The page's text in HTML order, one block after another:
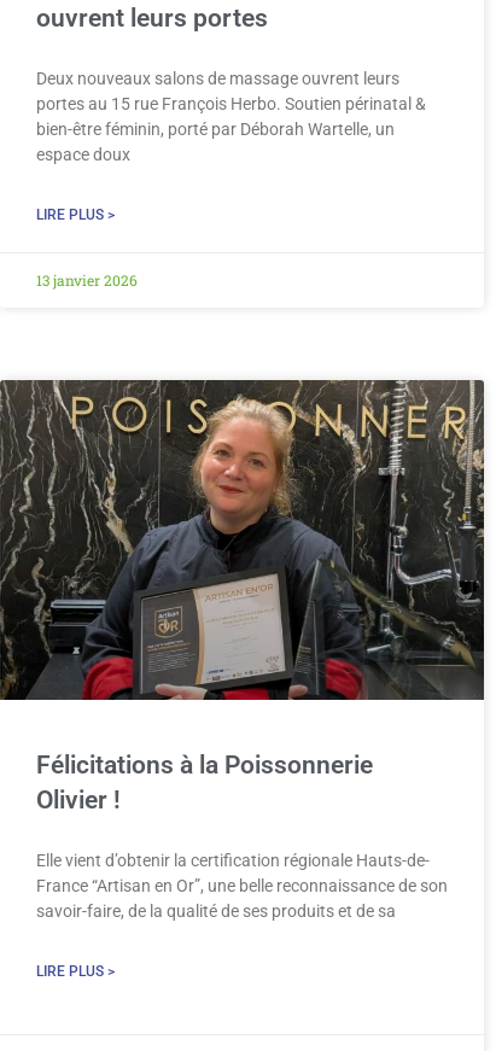
ouvrent leurs portes
Deux nouveaux salons de massage ouvrent leurs
portes au 15 rue François Herbo. Soutien périnatal &
bien-être féminin, porté par Déborah Wartelle, un
espace doux
LIRE PLUS >
13 janvier 2026
Félicitations à la Poissonnerie
Olivier !
Elle vient d’obtenir la certification régionale Hauts-de-
France “Artisan en Or”, une belle reconnaissance de son
savoir-faire, de la qualité de ses produits et de sa
LIRE PLUS >